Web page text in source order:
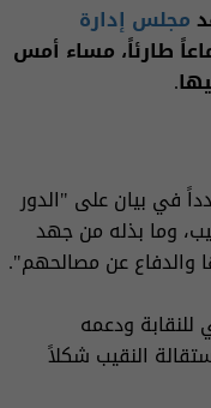
مجلس إدارة
طارئاً، مساء أمس
في بيان على "الدور
وما بذله من جهد
والدفاع عن مصالحهم".
ودعمه
النقيب شكلاً